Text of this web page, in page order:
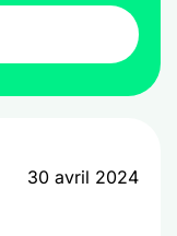
30 avril 2024